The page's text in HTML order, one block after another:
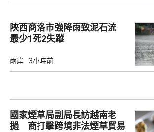
陜西商洛市強降雨致泥石流
最少1死2失蹤
兩岸 3小時前
國家煙草局副局長訪越南老
撾 商打擊跨境非法煙草貿易